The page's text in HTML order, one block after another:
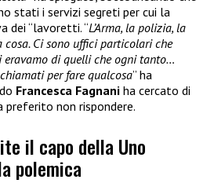
stati i servizi segreti per cui la
dei “lavoretti. “L’Arma, la polizia, la
cosa. Ci sono uffici particolari che
eravamo di quelli che ogni tanto…
per fare qualcosa” ha
Francesca Fagnani ha cercato di
preferito non rispondere.
il capo della Uno
polemica